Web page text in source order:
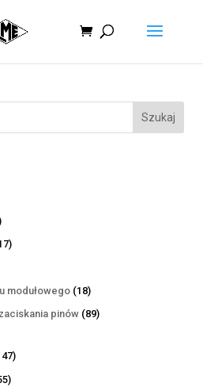
Szukaj
produktów
17
modułowego 1818
produktów
pinów 8989
147
55